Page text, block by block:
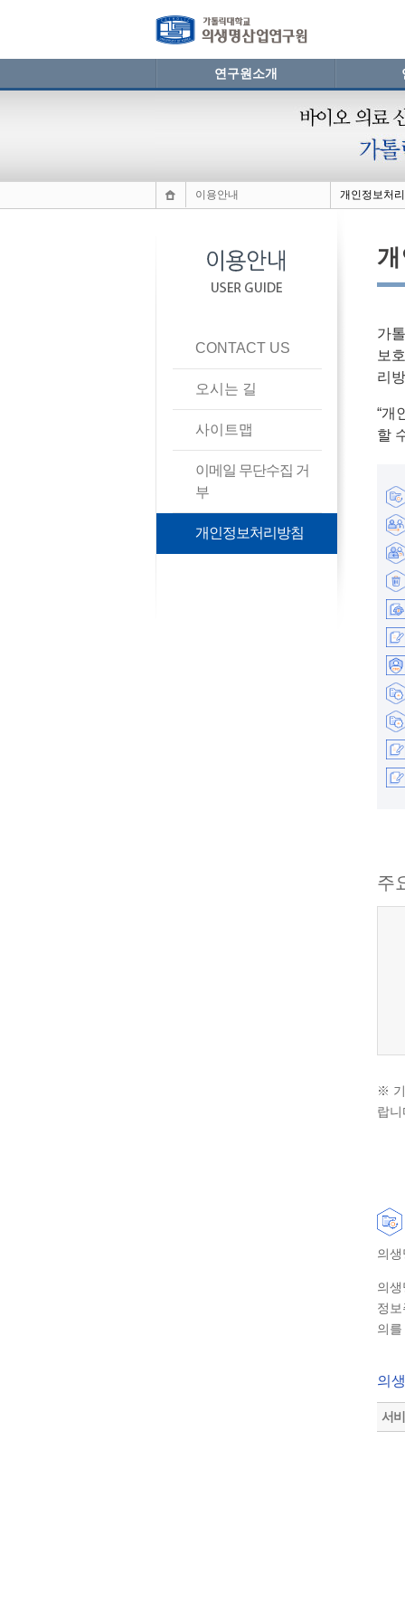
연구원소개
이용안내 개인정보처
CONTACT US
오시는 길
사이트맵
이메일 무단수집 거
부
개인정보처리방침
가
보
리
“개
할
주
※ 기
랍니
의
의
정
의
의
서